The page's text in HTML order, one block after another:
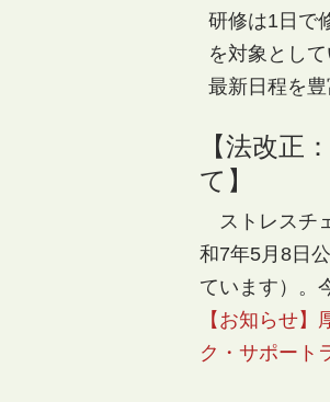
研修は1日で
を対象とし
最新日程を豊
【法改正
て】
ストレスチ
和7年5月8日
ています）。
【お知らせ
ク・サポート